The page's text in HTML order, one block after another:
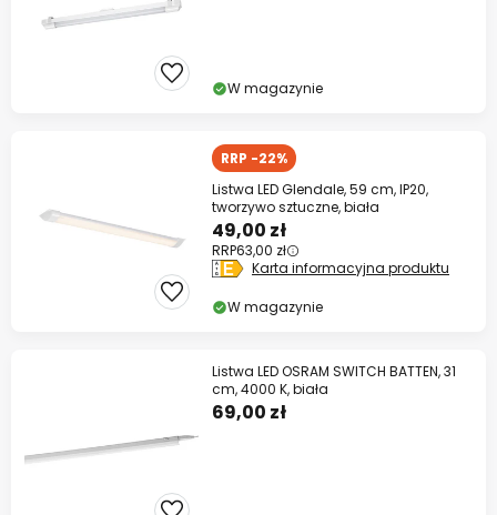
W magazynie
RRP -22%
Listwa LED Glendale, 59 cm, IP20,
tworzywo sztuczne, biała
49,00 zł
RRP63,00 zł
Karta informacyjna produktu
W magazynie
Listwa LED OSRAM SWITCH BATTEN, 31
cm, 4000 K, biała
69,00 zł